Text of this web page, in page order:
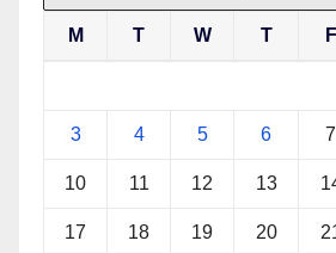
M T W T F
3 4 5 6 7
10 11 12 13
17 18 19 20